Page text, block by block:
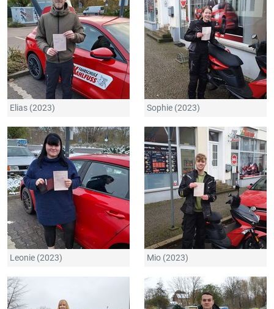
Elias (2023) Sophie (2023)
Leonie (2023) Mio (2023)